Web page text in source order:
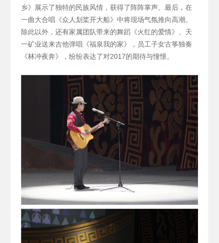
乡》展示了独特的民族风情，获得了阵阵掌声。最后，在
一曲大合唱《众人划桨开大船》中将现场气氛推向高潮。
除此以外，还有家属团队带来的舞蹈《火红的爱情》、天
一矿业送来吉他弹唱《福泉我的家》，员工子女古筝独奏
《林冲夜奔》，纷纷表达了对2017的期待与憧憬。